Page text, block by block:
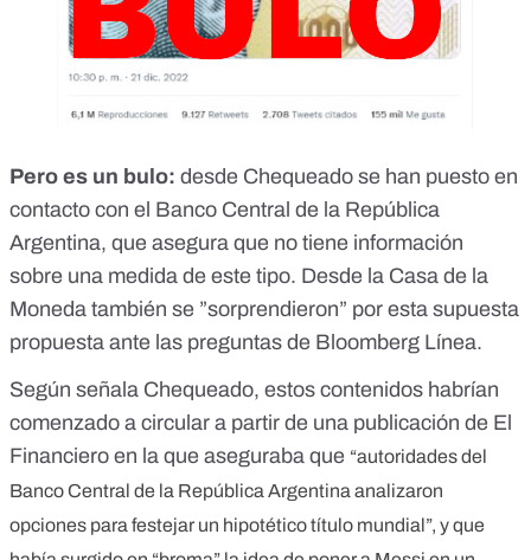
Pero es un bulo: desde Chequeado se han puesto en
contacto con el Banco Central de la República
Argentina, que asegura que no tiene información
sobre una medida de este tipo. Desde la Casa de la
Moneda también se ”sorprendieron” por esta supuesta
propuesta ante las preguntas de Bloomberg Línea.
Según señala Chequeado, estos contenidos habrían
comenzado a circular a partir de una publicación de El
Financiero en la que aseguraba que “autoridades del
Banco Central de la República Argentina analizaron
opciones para festejar un hipotético título mundial”, y que